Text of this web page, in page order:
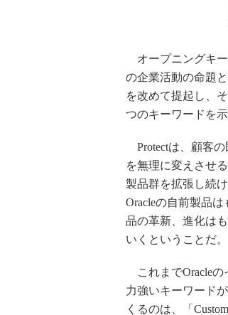
オープニングキー
の企業活動の命題
を改めて提起し、
つのキーワードを示
Protectは、顧客
を無理に変えさせ
製品群を拡張し続
Oracleの自前製品
品の革新、進化は
いくということだ。
これまでOracleの
力強いキーワード
くるのは、「